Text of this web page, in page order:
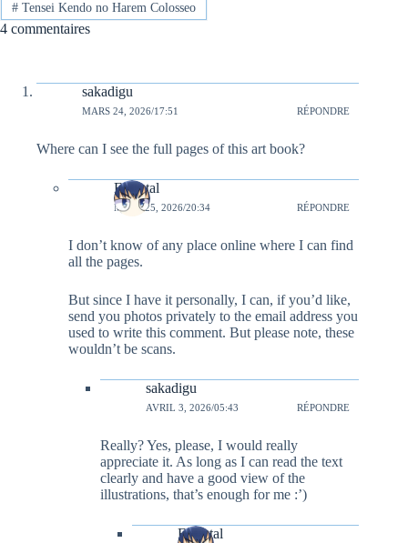
#Tensei Kendo no Harem Colosseo
4 commentaires
sakadigu
MARS 24, 2026/17:51 RÉPONDRE
Where can I see the full pages of this art book?
Elsental
MARS 25, 2026/20:34 RÉPONDRE
I don’t know of any place online where I can find
all the pages.
But since I have it personally, I can, if you’d like,
send you photos privately to the email address you
used to write this comment. But please note, these
wouldn’t be scans.
sakadigu
AVRIL 3, 2026/05:43 RÉPONDRE
Really? Yes, please, I would really
appreciate it. As long as I can read the text
clearly and have a good view of the
illustrations, that’s enough for me :’)
Elsental